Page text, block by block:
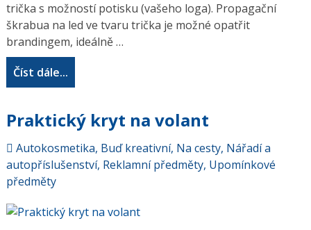
trička s možností potisku (vašeho loga). Propagační
škrabua na led ve tvaru trička je možné opatřit
brandingem, ideálně …
Číst dále...
Praktický kryt na volant
Autokosmetika, Buď kreativní, Na cesty, Nářadí a
autopříslušenství, Reklamní předměty, Upomínkové
předměty